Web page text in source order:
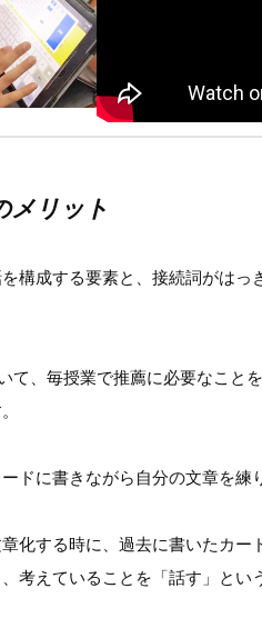
メリット
を構成する要素と、接続詞がは
て、毎授業で推薦に必要なこと
ドに書きながら自分の文章を練
化する時に、過去に書いたカ
考えていることを「話す」と